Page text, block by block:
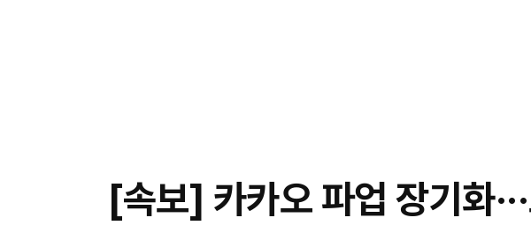
[속보] 카카오 파업 장기화